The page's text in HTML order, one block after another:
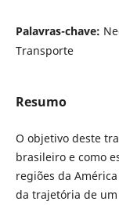
Palavras-chave:
Transporte
Resumo
O objetivo deste
brasileiro e como
regiões da
da trajetória de